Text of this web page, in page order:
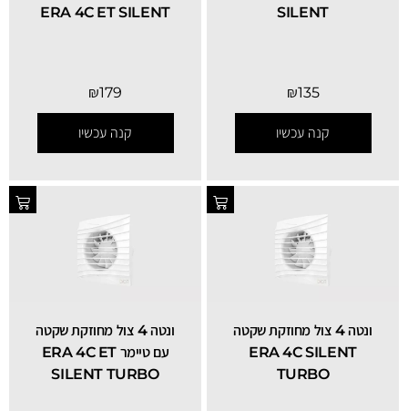
SILENT
₪135
קנה עכשיו
ERA 4C ET SILENT
₪179
קנה עכשיו
ונטה 4 צול מחוזקת שקטה
ERA 4C SILENT
TURBO
ונטה 4 צול מחוזקת שקטה
עם טיימר ERA 4C ET
SILENT TURBO